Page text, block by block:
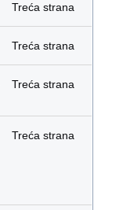
Treća strana
Treća strana
Treća strana
Treća strana